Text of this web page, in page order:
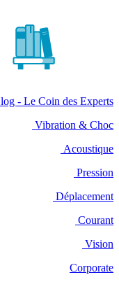
- Le Coin des Experts
Vibration & Choc
Acoustique
Pression
Déplacement
Courant
Vision
Corporate